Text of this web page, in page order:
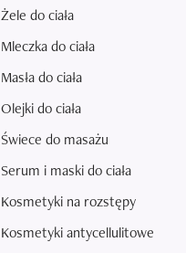
Żele do ciała
Mleczka do ciała
Masła do ciała
Olejki do ciała
Świece do masażu
Serum i maski do ciała
Kosmetyki na rozstępy
Kosmetyki antycellulitowe